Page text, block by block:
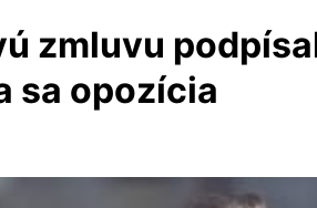
zmluvu
sa opozícia